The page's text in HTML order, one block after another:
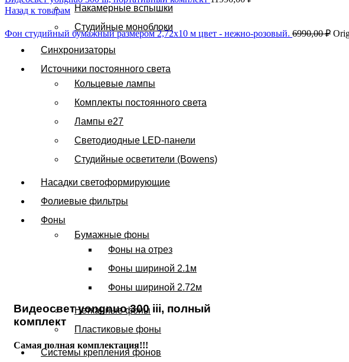
Накамерные вспышки
Студийные моноблоки
Синхронизаторы
Источники постоянного света
Кольцевые лампы
Комплекты постоянного света
Лампы e27
Светодиодные LED-панели
Студийные осветители (Bowens)
Насадки светоформирующие
Фолиевые фильтры
Фоны
Бумажные фоны
Фоны на отрез
Фоны шириной 2.1м
Фоны шириной 2.72м
Нетканные фоны
Пластиковые фоны
Системы крепления фонов
Назад к товарам
Фон студийный бумажный размером 2,72х10 м цвет - нежно-розовый. 6990,00₽
Продано
Видеосвет yongnuo 300 iii, полный
комплект
Самая полная комплектация!!!